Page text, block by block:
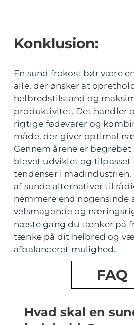
Konklusion:
En sund frokost bør være
alle, der ønsker at
helbredstilstand og
produktivitet. Det handler
rigtige fødevarer og
måde, der giver optimal
Gennem årene er
blevet udviklet og tilpasset
tendenser i
af sunde alternativer til
nemmere end nogensinde
velsmagende og
næste gang du tænker på
tænke på dit helbred og
afbalanceret mulighed.
FAQ
Hvad skal en